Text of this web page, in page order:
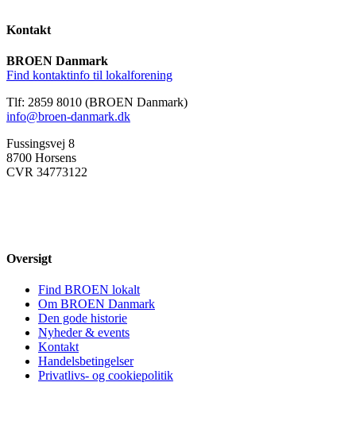
Kontakt
BROEN Danmark
Find kontaktinfo til lokalforening
Tlf: 2859 8010 (BROEN Danmark)
info@broen-danmark.dk
Fussingsvej 8
8700 Horsens
CVR 34773122
Oversigt
Find BROEN lokalt
Om BROEN Danmark
Den gode historie
Nyheder & events
Kontakt
Handelsbetingelser
Privatlivs- og cookiepolitik